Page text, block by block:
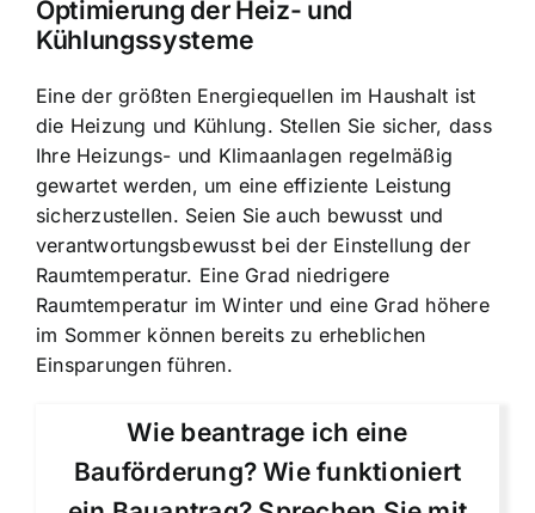
Optimierung der Heiz- und
Kühlungssysteme
Eine der größten Energiequellen im Haushalt ist
die Heizung und Kühlung. Stellen Sie sicher, dass
Ihre Heizungs- und Klimaanlagen regelmäßig
gewartet werden, um eine effiziente Leistung
sicherzustellen. Seien Sie auch bewusst und
verantwortungsbewusst bei der Einstellung der
Raumtemperatur. Eine Grad niedrigere
Raumtemperatur im Winter und eine Grad höhere
im Sommer können bereits zu erheblichen
Einsparungen führen.
Wie beantrage ich eine
Bauförderung? Wie funktioniert